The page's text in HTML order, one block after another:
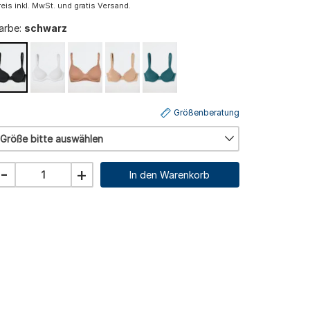
inkl. MwSt. und gratis Versand.
schwarz
Größe bitte auswählen
Größenberatung
- + In den Warenkorb